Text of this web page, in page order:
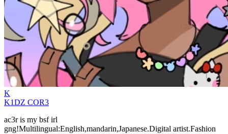
K
K1DZ COR3
ac3r is my bsf irl
gng!Multilingual:English,mandarin,Japanese.Digital artist.Fashion